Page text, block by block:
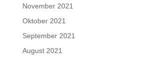
November 2021
Oktober 2021
September 2021
August 2021